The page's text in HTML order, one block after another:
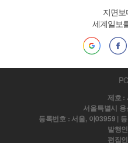
지면보
세계일보
제호 :
서울특별시
등록번호 : 서울, 아03959 |
발행
편집